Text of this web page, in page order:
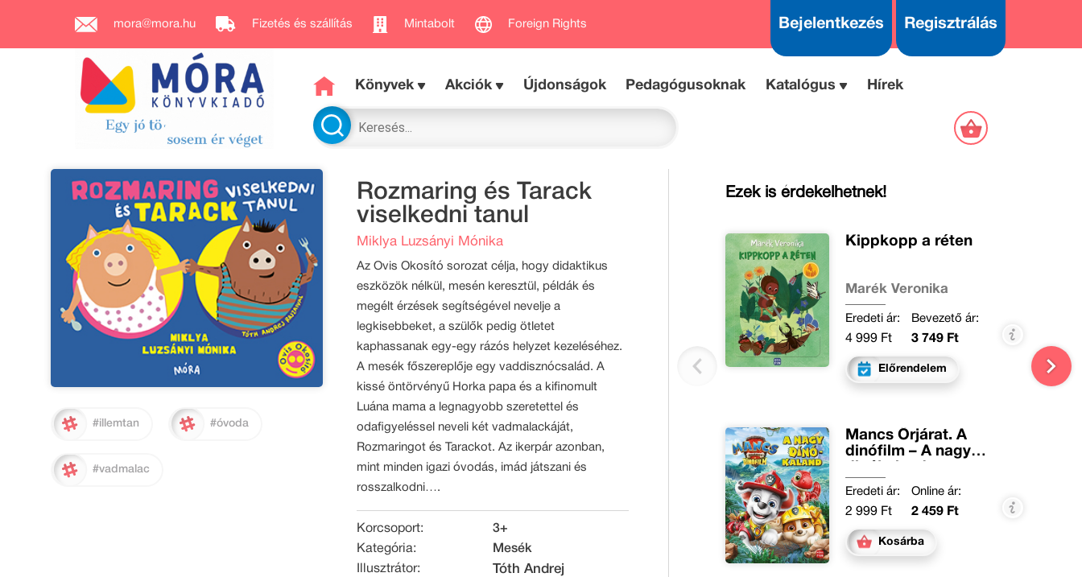
mora@mora.hu Fizetés és szállítás Mintabolt Foreign Rights Bejelentkezés Regisztrálás
Könyvek Akciók Újdonságok Pedagógusoknak Katalógus Hírek
#illemtan #óvoda
#vadmalac
Rozmaring és Tarack
viselkedni tanul
Miklya Luzsányi Mónika
Az Ovis Okosító sorozat célja, hogy didaktikus
eszközök nélkül, mesén keresztül, példák és
megélt érzések segítségével nevelje a
legkisebbeket, a szülők pedig ötletet
kaphassanak egy-egy rázós helyzet kezeléséhez.
A mesék főszereplője egy vaddisznócsalád. A
kissé öntörvényű Horka papa és a kifinomult
Luána mama a legnagyobb szeretettel és
odafigyeléssel neveli két vadmalackáját,
Rozmaringot és Tarackot. Az ikerpár azonban,
mint minden igazi óvodás, imád játszani és
rosszalkodni….
Korcsoport:
3+
Kategória:
Mesék
Illusztrátor:
Tóth Andrej
Ezek is érdekelhetnek!
Kippkopp a réten
Marék Veronika
Eredeti ár:
4 999 Ft
Bevezető ár:
3 749 Ft
Előrendelem
Mancs Őrjárat. A
dinófilm – A nagy
Eredeti ár:
2 999 Ft
Online ár:
2 459 Ft
Kosárba